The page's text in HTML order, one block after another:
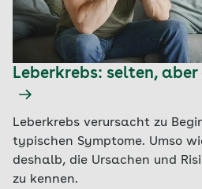
Leberkrebs: selten,
Leberkrebs verursacht zu
typischen Symptome. Umso
deshalb, die Ursachen und
zu kennen.